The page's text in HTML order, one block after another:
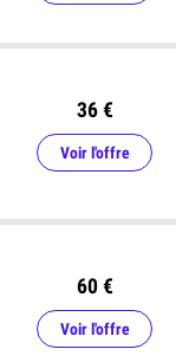
60 €
Voir l'offre
36 €
Voir l'offre